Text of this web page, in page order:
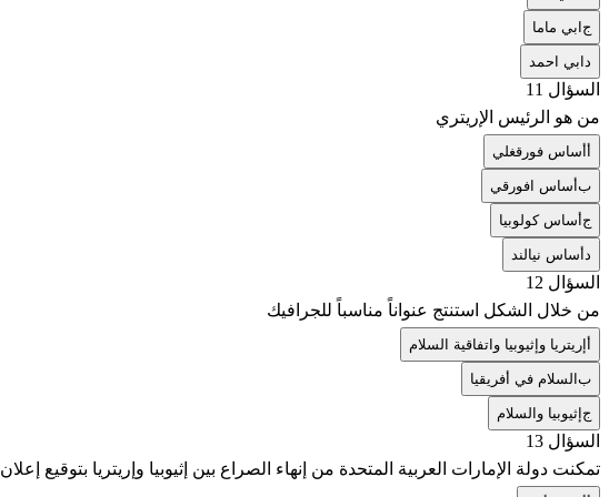
ج ابي ماما
د ابي احمد
السؤال 11
من هو الرئيس الإريتري
أأساس فورقغلي
بأساس افورقي
ج أساس كولوبيا
د أساس نيالند
السؤال 12
من خلال الشكل استنتج عنواناً مناسباً للجرافيك
أ إريتريا وإثيوبيا واتفاقية السلام
ب السلام في أفريقيا
ج إثيوبيا والسلام
السؤال 13
تمكنت دولة الإمارات العربية المتحدة من إنهاء الصراع بين إثيوبيا وإريتريا بتوقيع إعلان